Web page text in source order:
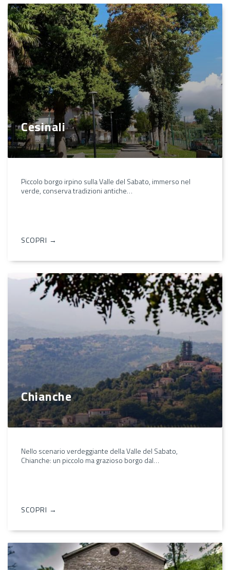
Cesinali
Piccolo borgo irpino sulla Valle del Sabato, immerso nel
verde, conserva tradizioni antiche…
SCOPRI →
Chianche
Nello scenario verdeggiante della Valle del Sabato,
Chianche: un piccolo ma grazioso borgo dal…
SCOPRI →